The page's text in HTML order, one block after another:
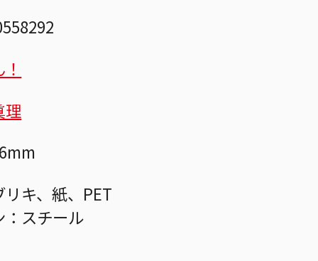
理
キ、紙、PET
：スチール